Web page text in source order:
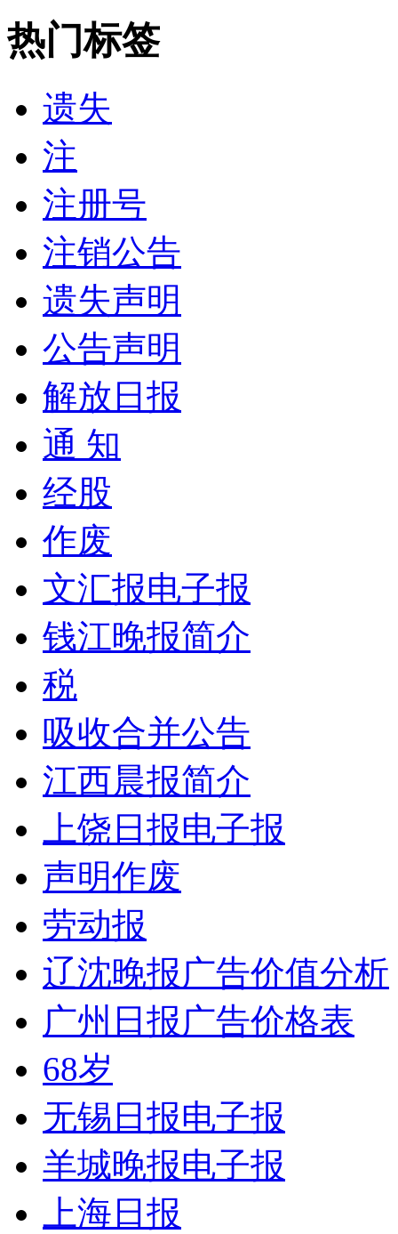
热门标签
遗失
注
注册号
注销公告
遗失声明
公告声明
解放日报
通 知
经股
作废
文汇报电子报
钱江晚报简介
税
吸收合并公告
江西晨报简介
上饶日报电子报
声明作废
劳动报
辽沈晚报广告价值分析
广州日报广告价格表
68岁
无锡日报电子报
羊城晚报电子报
上海日报